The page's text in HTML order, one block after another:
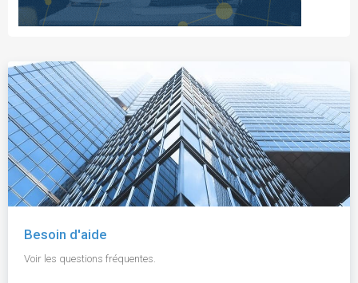
Besoin d'aide
Voir les questions fréquentes.